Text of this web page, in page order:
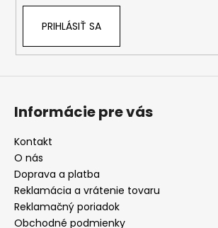
PRIHLÁSIŤ SA
Informácie pre vás
Kontakt
O nás
Doprava a platba
Reklamácia a vrátenie tovaru
Reklamačný poriadok
Obchodné podmienky